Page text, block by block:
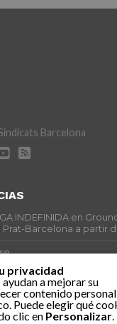
Barcelona
INDEFINIDA en
Barcelona a partir
la Prevención de los
Concentrix
privacidad
a mejorar su
contenido
Puede elegir qué
clic en Personalizar